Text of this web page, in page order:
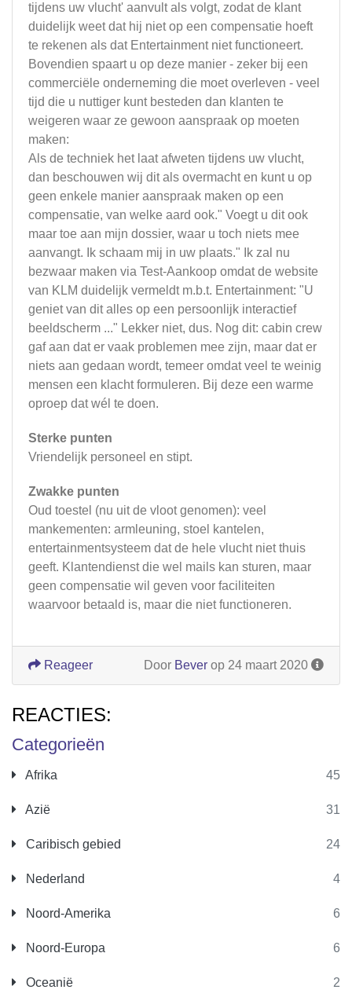
Categorieën
Afrika 45
Azië 31
Caribisch gebied 24
Nederland 4
Noord-Amerika 6
Noord-Europa 6
Oceanië 2
tijdens uw vlucht' aanvult als volgt, zodat de klant
duidelijk weet dat hij niet op een compensatie hoeft
te rekenen als dat Entertainment niet functioneert.
Bovendien spaart u op deze manier - zeker bij een
commerciële onderneming die moet overleven - veel
tijd die u nuttiger kunt besteden dan klanten te
weigeren waar ze gewoon aanspraak op moeten
maken:
Als de techniek het laat afweten tijdens uw vlucht,
dan beschouwen wij dit als overmacht en kunt u op
geen enkele manier aanspraak maken op een
compensatie, van welke aard ook." Voegt u dit ook
maar toe aan mijn dossier, waar u toch niets mee
aanvangt. Ik schaam mij in uw plaats." Ik zal nu
bezwaar maken via Test-Aankoop omdat de website
van KLM duidelijk vermeldt m.b.t. Entertainment: "U
geniet van dit alles op een persoonlijk interactief
beeldscherm ..." Lekker niet, dus. Nog dit: cabin crew
gaf aan dat er vaak problemen mee zijn, maar dat er
niets aan gedaan wordt, temeer omdat veel te weinig
mensen een klacht formuleren. Bij deze een warme
oproep dat wél te doen.
Sterke punten
Vriendelijk personeel en stipt.
Zwakke punten
Oud toestel (nu uit de vloot genomen): veel
mankementen: armleuning, stoel kantelen,
entertainmentsysteem dat de hele vlucht niet thuis
geeft. Klantendienst die wel mails kan sturen, maar
geen compensatie wil geven voor faciliteiten
waarvoor betaald is, maar die niet functioneren.
Door Bever op 24 maart 2020
Reageer
REACTIES: